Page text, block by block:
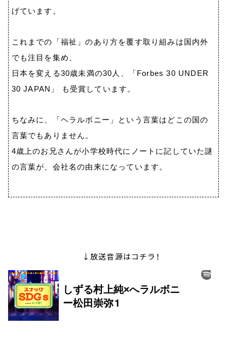
げています。
これまでの「福祉」のあり方を覆す取り組みは国内外
でも注目を集め、
日本を変える30歳未満の30 人、「Forbes 30 UNDER
30 JAPAN 」 も受賞しています。
ちなみに、「ヘラルボニー」という言葉はどこの国の
言葉でもありません。
4歳上のお兄さんが小学校時代にノートに記していた謎
の言葉が、会社名の由来になっています。
↓放送音源はコチラ！